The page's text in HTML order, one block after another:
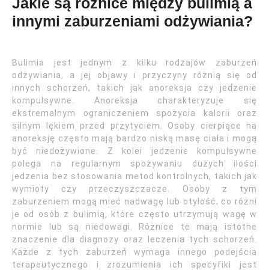
innymi zaburzeniami odżywiania?
Bulimia jest jednym z kilku rodzajów zaburzeń
odżywiania, a jej objawy i przyczyny różnią się od
innych schorzeń, takich jak anoreksja czy jedzenie
kompulsywne. Anoreksja charakteryzuje się
ekstremalnym ograniczeniem spożycia kalorii oraz
silnym lękiem przed przytyciem. Osoby cierpiące na
anoreksję często mają bardzo niską masę ciała i mogą
być niedożywione. Z kolei jedzenie kompulsywne
polega na regularnym spożywaniu dużych ilości
jedzenia bez stosowania metod kontrolnych, takich jak
wymioty czy przeczyszczacze. Osoby z tym
zaburzeniem mogą mieć nadwagę lub otyłość, co różni
je od osób z bulimią, które często utrzymują wagę w
normie lub są niedowagi. Różnice te mają istotne
znaczenie dla diagnozy oraz leczenia tych schorzeń.
Każde z tych zaburzeń wymaga innego podejścia
terapeutycznego i zrozumienia ich specyfiki jest